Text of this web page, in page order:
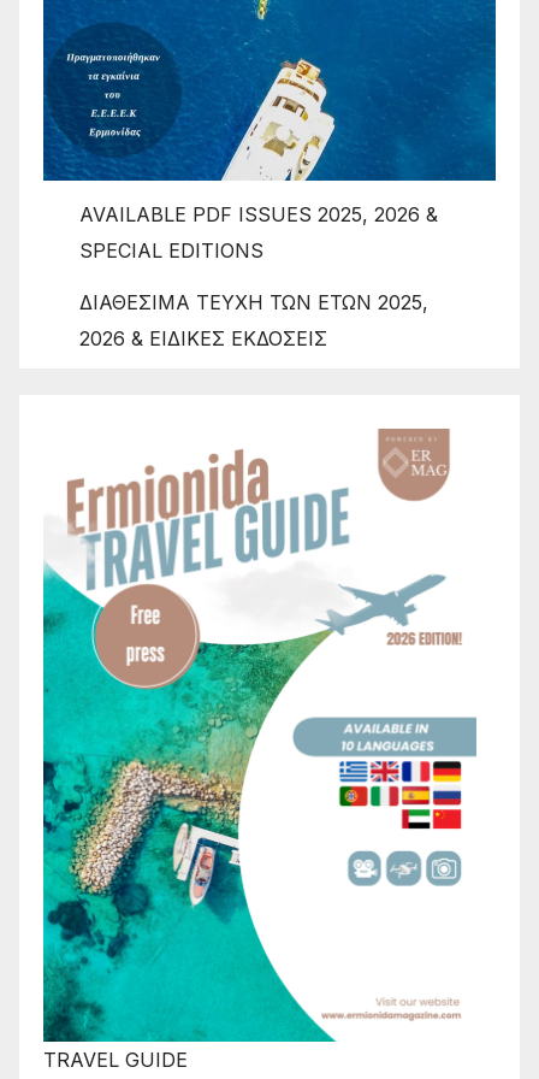
AVAILABLE PDF ISSUES 2025, 2026 &
SPECIAL EDITIONS
ΔΙΑΘΕΣΙΜΑ ΤΕΥΧΗ ΤΩΝ ΕΤΩΝ 2025,
2026 & ΕΙΔΙΚΕΣ ΕΚΔΟΣΕΙΣ
TRAVEL GUIDE